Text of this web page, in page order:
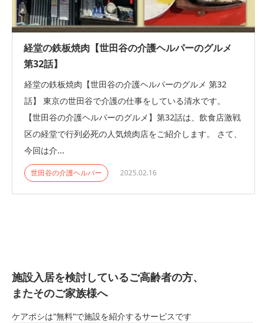
経堂の鉄板焼肉【世田谷の介護ヘルパーのグルメ
第32話】
経堂の鉄板焼肉【世田谷の介護ヘルパーのグルメ 第32
話】 東京の世田谷で介護の仕事をしている清水です。
【世田谷の介護ヘルパーのグルメ】第32話は、飲食店激戦
区の経堂で行列必死の人気焼肉店をご紹介します。 さて、
今回は介...
世田谷の介護ヘルパー 2025.02.16
施設入居を検討しているご高齢者の方、
またそのご家族様へ
ケアポシは“無料“で施設を紹介するサービスです